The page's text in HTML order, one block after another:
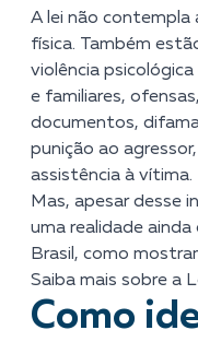
A lei não contempla
física. Também
violência
e familiares,
documentos,
punição ao
assistência à vítima.
Mas, apesar desse
uma realidade
Brasil, como
Saiba mais sobre a
Como